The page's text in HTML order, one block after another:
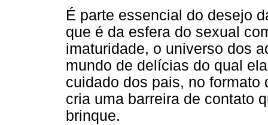
É parte essencial do desejo
que é da esfera do sexual
imaturidade, o universo dos
mundo de delícias do qual
cuidado dos pais, no formato
cria uma barreira de contato
brinque.